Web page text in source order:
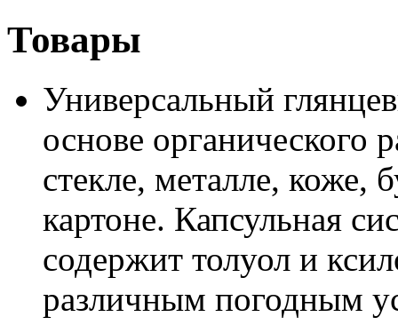
Товары
Универсальный
основе органического
стекле, металле, коже,
картоне. Капсульная
содержит толуол и
различным погодным